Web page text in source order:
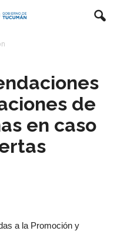
de
en caso
a la Promoción y